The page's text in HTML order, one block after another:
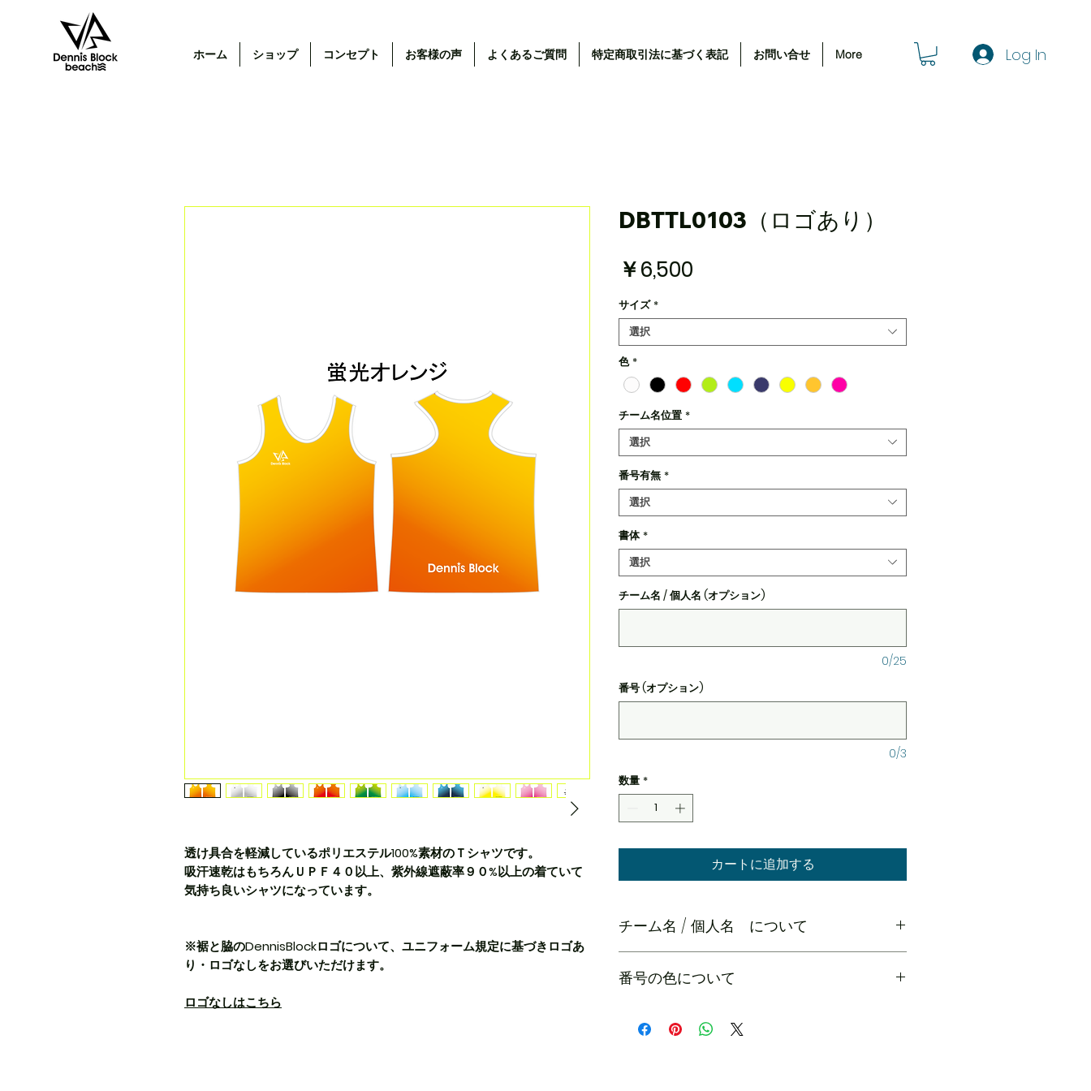
ホーム ショップ コンセプト お客様の声 よくあるご質問 特定商取引法に基づく表記 お問い合せ More Log In
透け具合を軽減しているポリエステル100%素材のＴシャツです。
吸汗速乾はもちろんＵＰＦ４０以上、紫外線遮蔽率９０%以上の着ていて
気持ち良いシャツになっています。
※裾と脇のDennisBlockロゴについて、ユニフォーム規定に基づきロゴあ
り・ロゴなしをお選びいただけます。
ロゴなしはこちら
DBTTL0103（ロゴあり）
￥6,500
サイズ *
選択
色 *
チーム名位置 *
選択
番号有無 *
選択
書体 *
選択
チーム名 / 個人名 (オプション)
0/25
番号 (オプション)
0/3
数量 *
カートに追加する
チーム名 / 個人名 について
ださい
番号の色について
なります。